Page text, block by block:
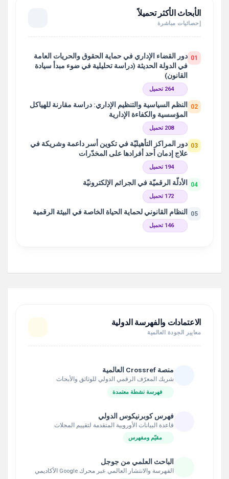
الأبحاث الأكثر تحميلاً
إحصائيات مباشرة
01 دور القضاء الإداري في حماية الحقوق والحريات العامة
في الدولة الحديثة (دراسة تحليلية في ضوء مبدأ سيادة
القانون)
264 تحميل
02
النظم السياسية والتنظيم الإداري: دراسة مقارنة للهياكل
المؤسسية والكفاءة الإدارية
208 تحميل
03 دور المراكز التأهيليّة في تكوين أسر داعمة وشريكة في
علاج إدمان أحد أفرادها على المخدّرات
194 تحميل
04 الأدلّة الرقميّة في الجرائم الإلكترونيّة
172 تحميل
05 النظام القانوني لحماية الحياة الخاصة في البيئة الرقمية
146 تحميل
الاعتمادات والفهرسة الدولية
معايير الجودة العالمية
منصة Crossref العالمية
شريك المعرّف الرقمي الدولي للوثائق والأبحاث
فهرسة نشطة معتمدة
فهرس كوبرنيكوس الدولي
قاعدة البيانات الأوروبية المتقدمة لتقييم المجلات
مقيّم ومفهرس
الباحث العلمي من جوجل
الفهرسة والانتشار العالمي عبر محرك Google الأكاديمي